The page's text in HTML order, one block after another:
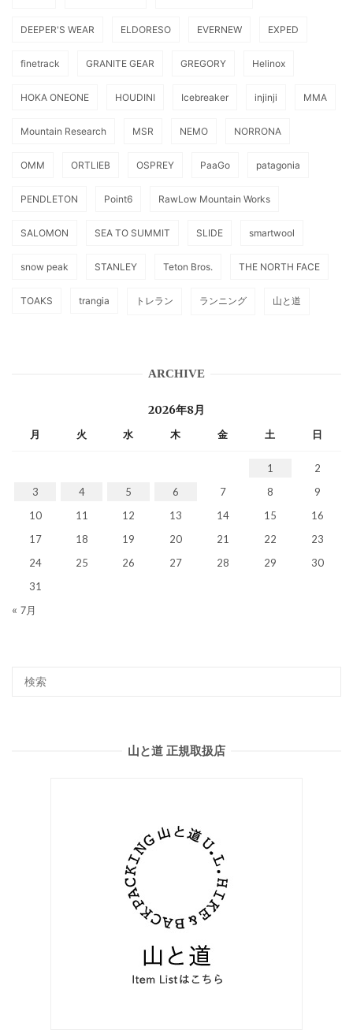
DEEPER'S WEAR ELDORESO EVERNEW EXPED
finetrack GRANITE GEAR GREGORY Helinox
HOKA ONEONE HOUDINI Icebreaker injinji MMA
Mountain Research MSR NEMO NORRONA
OMM ORTLIEB OSPREY PaaGo patagonia
PENDLETON Point6 RawLow Mountain Works
SALOMON SEA TO SUMMIT SLIDE smartwool
snow peak STANLEY Teton Bros. THE NORTH FACE
TOAKS trangia トレラン ランニング 山と道
ARCHIVE
2026年8月
月 火 水 木 金 土 日
1
2
3
4 5 6 7 8
9
10
11 12 13 14 15
16
17
18 19 20 21 22
23
24
25 26 27 28 29
30
31
« 7月
山と道 正規取扱店